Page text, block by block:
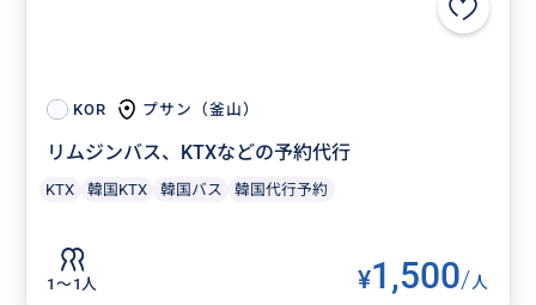
KOR プサン（釜山）
リムジンバス、KTXなどの予約代行
KTX 韓国KTX 韓国バス 韓国代行予約
1〜1人 ¥1,500/人